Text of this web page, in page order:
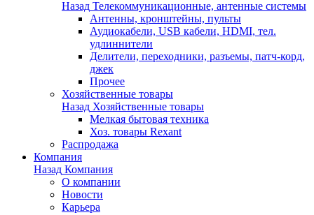
Назад Телекоммуникационные, антенные системы
Антенны, кронштейны, пульты
Аудиокабели, USB кабели, HDMI, тел.
удлиннители
Делители, переходники, разъемы, патч-корд,
джек
Прочее
Хозяйственные товары
Назад Хозяйственные товары
Мелкая бытовая техника
Хоз. товары Rexant
Распродажа
Компания
Назад Компания
О компании
Новости
Карьера